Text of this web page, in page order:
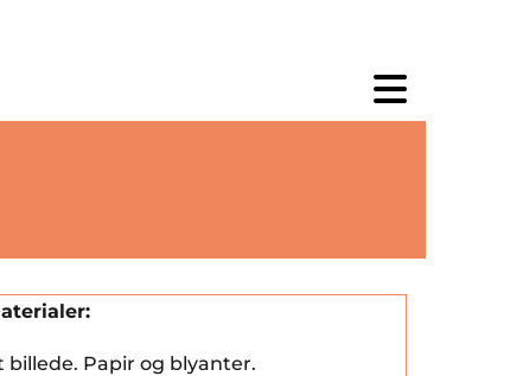
billede. Papir og blyanter.